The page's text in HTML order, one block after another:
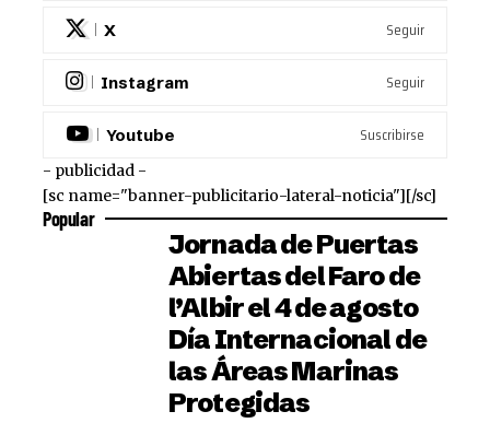
X Seguir
Instagram Seguir
Youtube Suscribirse
- publicidad -
[sc name="banner-publicitario-lateral-noticia"][/sc]
Popular
Jornada de Puertas
Abiertas del Faro de
l’Albir el 4 de agosto
Día Internacional de
las Áreas Marinas
Protegidas